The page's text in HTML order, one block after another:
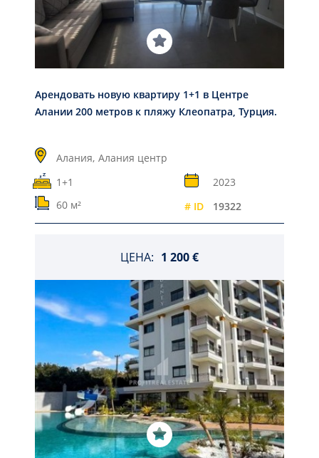
Арендовать новую квартиру 1+1 в Центре
Алании 200 метров к пляжу Клеопатра, Турция.
Алания, Алания центр
1+1
2023
60 м²
# ID 19322
ЦЕНА: 1 200 €